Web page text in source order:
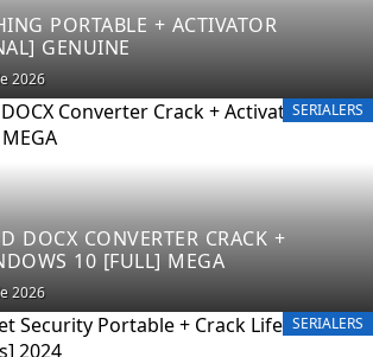
PORTABLE + ACTIVATOR
GENUINE
2026
SERIALERS
DOCX CONVERTER CRACK +
10 [FULL] MEGA
2026
SERIALERS